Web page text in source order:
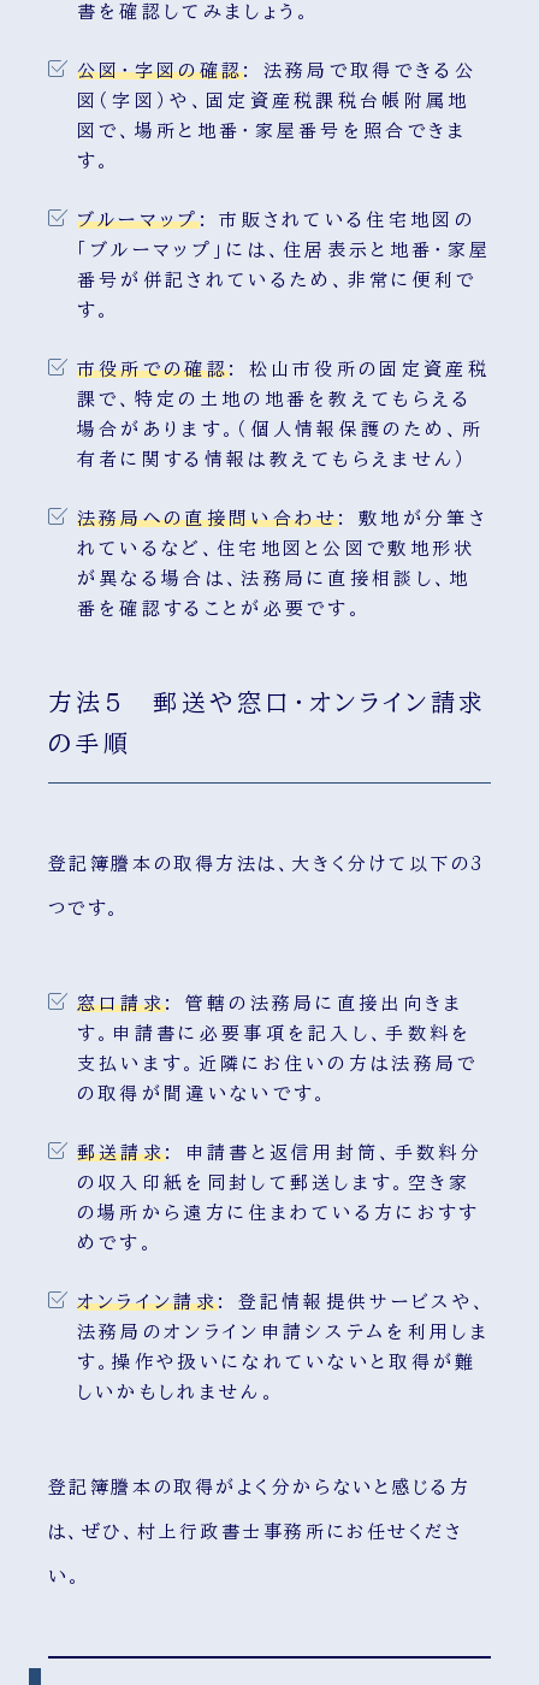
書を確認してみましょう。
公図・字図の確認:
法務局で取得できる公
図（字図）や、固定資産税課税台帳附属地
図で、場所と地番・家屋番号を照合できま
す。
ブルーマップ:
市販されている住宅地図の
「ブルーマップ」には、住居表示と地番・家屋
番号が併記されているため、非常に便利で
す。
市役所での確認:
松山市役所の固定資産税
課で、特定の土地の地番を教えてもらえる
場合があります。（個人情報保護のため、所
有者に関する情報は教えてもらえません）
法務局への直接問い合わせ:
敷地が分筆さ
れているなど、住宅地図と公図で敷地形状
が異なる場合は、法務局に直接相談し、地
番を確認することが必要です。
方法5 郵送や窓口・オンライン請求
の手順
登記簿謄本の取得方法は、大きく分けて以下の3
つです。
窓口請求:
管轄の法務局に直接出向きま
す。申請書に必要事項を記入し、手数料を
支払います。近隣にお住いの方は法務局で
の取得が間違いないです。
郵送請求:
申請書と返信用封筒、手数料分
の収入印紙を同封して郵送します。空き家
の場所から遠方に住まわている方におすす
めです。
オンライン請求:
登記情報提供サービスや、
法務局のオンライン申請システムを利用しま
す。操作や扱いになれていないと取得が難
しいかもしれません。
登記簿謄本の取得がよく分からないと感じる方
は、ぜひ、村上行政書士事務所にお任せくださ
い。